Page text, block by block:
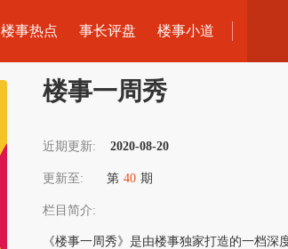
楼事热点 事长评盘 楼事小道
楼事一周秀
近期更新: 2020-08-20
更新至: 第 40 期
栏目简介:
《楼事一周秀》是由楼事独家打造的一档